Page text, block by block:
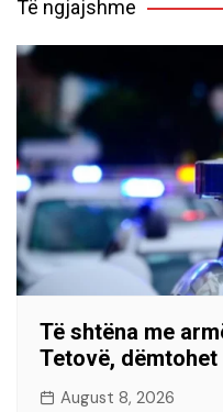
Të ngjajshme
Të shtëna me
Tetovë, dëmtohet
August 8, 2026